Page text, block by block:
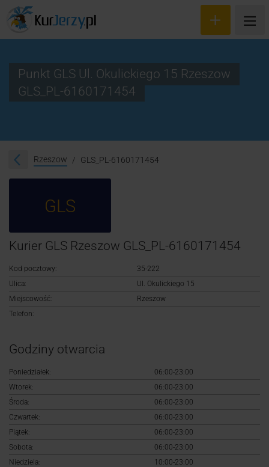
Śledzenie przesyłki
Logowanie
Punkt GLS Ul. Okulickiego 15 Rzeszow
GLS_PL-6160171454
Rzeszow GLS_PL-6160171454
GLS
Kurier GLS Rzeszow GLS_PL-6160171454
Kod pocztowy:
35-222
Ulica:
Ul. Okulickiego 15
Miejscowość:
Rzeszow
Telefon:
Godziny otwarcia
Poniedziałek:
06:00-23:00
Wtorek:
06:00-23:00
Środa:
06:00-23:00
Czwartek:
06:00-23:00
Piątek:
06:00-23:00
Sobota:
06:00-23:00
Niedziela:
10:00-23:00